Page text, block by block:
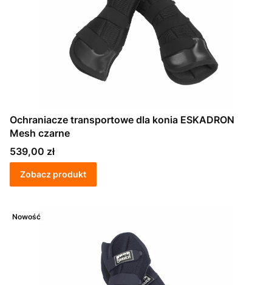
Ochraniacze transportowe dla konia ESKADRON
Mesh czarne
Cena
539,00 zł
Zobacz produkt
Nowość